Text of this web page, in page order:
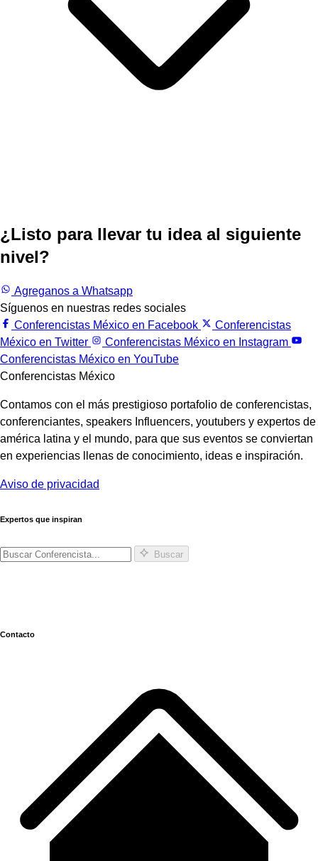
¿Listo para llevar tu idea al siguiente
nivel?
Agreganos a Whatsapp
Síguenos en nuestras redes sociales
Conferencistas México en Facebook
Conferencistas
México en Twitter
Conferencistas México en Instagram
Conferencistas México en YouTube
Conferencistas México
Contamos con el más prestigioso portafolio de conferencistas,
conferenciantes, speakers Influencers, youtubers y expertos de
américa latina y el mundo, para que sus eventos se conviertan
en experiencias llenas de conocimiento, ideas e inspiración.
Aviso de privacidad
Expertos que inspiran
Buscar
Contacto